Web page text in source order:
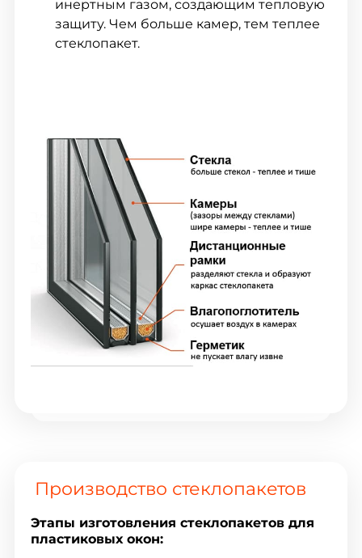
инертным газом, создающим тепловую
защиту. Чем больше камер, тем теплее
стеклопакет.
Производство стеклопакетов
Этапы изготовления стеклопакетов для
пластиковых окон: